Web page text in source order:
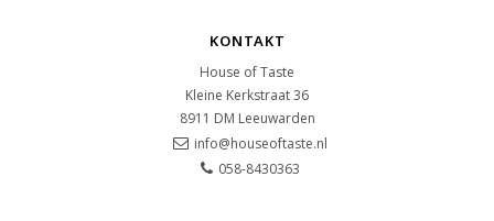
KONTAKT
House of Taste
Kleine Kerkstraat 36
8911 DM Leeuwarden
info@houseoftaste.nl
058-8430363